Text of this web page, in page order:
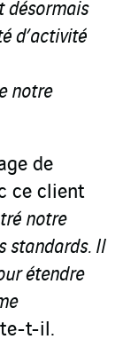
désormais
d’activité
notre
de
ce client
notre
standards. Il
étendre
t-il.